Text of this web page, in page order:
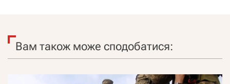
Вам також може сподобатися: